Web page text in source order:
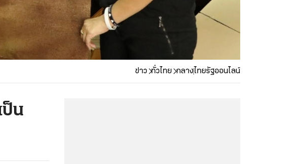
ข่าว ทั่วไทย กลางไทยรัฐออนไลน์
ป็น